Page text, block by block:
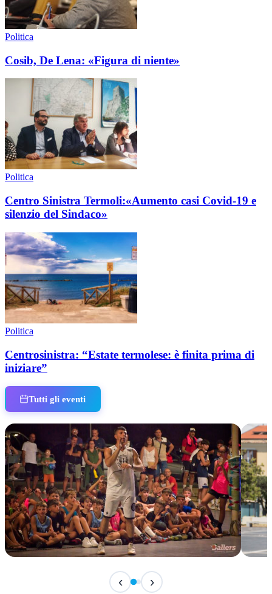
Politica
Cosib, De Lena: «Figura di niente»
Politica
Centro Sinistra Termoli:«Aumento casi Covid-19 e
silenzio del Sindaco»
Politica
Centrosinistra: “Estate termolese: è finita prima di
iniziare”
Tutti gli eventi
Classic Contest 3vs3 Memorial Michele
‹ ›